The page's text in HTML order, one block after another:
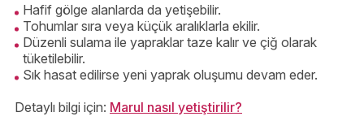
Hafif gölge alanlarda da yetişebilir.
Tohumlar sıra veya küçük aralıklarla ekilir.
Düzenli sulama ile yapraklar taze kalır ve çiğ olarak
tüketilebilir.
Sık hasat edilirse yeni yaprak oluşumu devam eder.
Detaylı bilgi için: Marul nasıl yetiştirilir?